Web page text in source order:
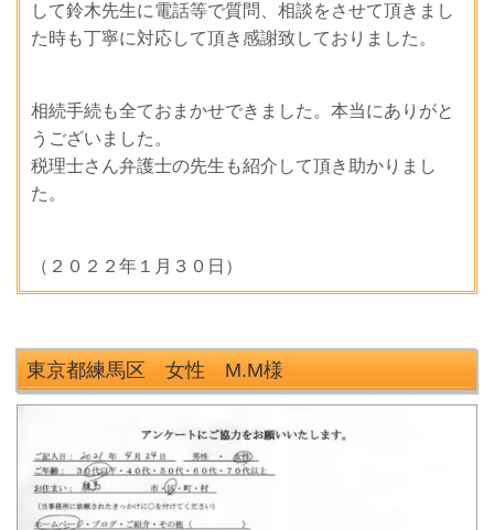
して鈴木先生に電話等で質問、相談をさせて頂きまし
た時も丁寧に対応して頂き感謝致しておりました。
相続手続も全ておまかせできました。本当にありがと
うございました。
税理士さん弁護士の先生も紹介して頂き助かりまし
た。
（２０２２年１月３０日）
東京都練馬区 女性 M.M様